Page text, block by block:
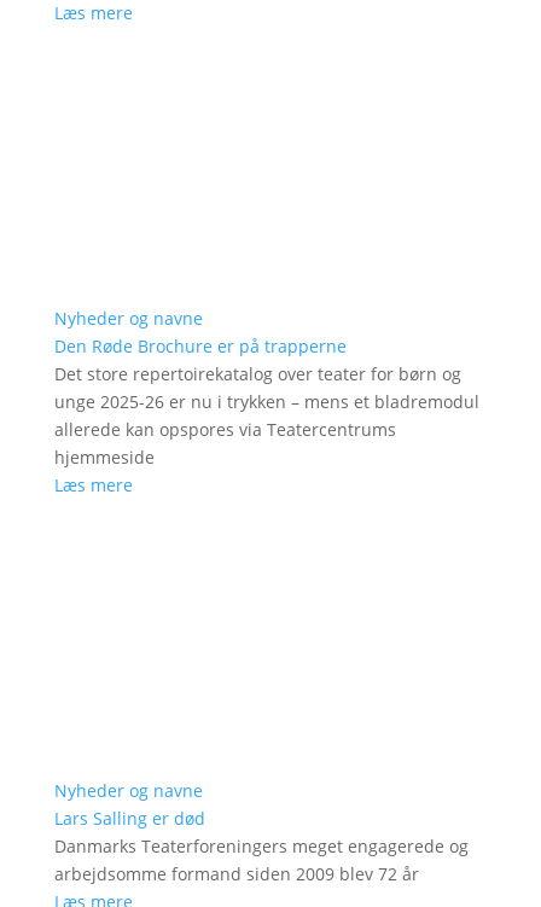
Læs mere
Nyheder og navne
Den Røde Brochure er på trapperne
Det store repertoirekatalog over teater for børn og
unge 2025-26 er nu i trykken – mens et bladremodul
allerede kan opspores via Teatercentrums
hjemmeside
Læs mere
Nyheder og navne
Lars Salling er død
Danmarks Teaterforeningers meget engagerede og
arbejdsomme formand siden 2009 blev 72 år
Læs mere